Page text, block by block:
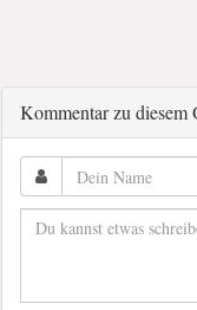
Kommentar zu diesem